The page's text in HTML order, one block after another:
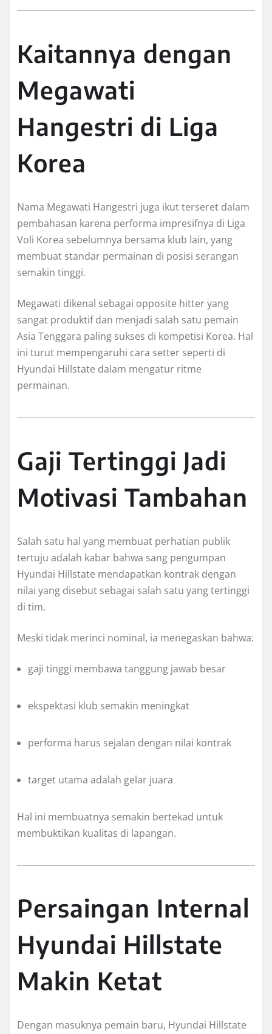
Kaitannya dengan
Megawati
Hangestri di Liga
Korea
Nama Megawati Hangestri juga ikut terseret dalam
pembahasan karena performa impresifnya di Liga
Voli Korea sebelumnya bersama klub lain, yang
membuat standar permainan di posisi serangan
semakin tinggi.
Megawati dikenal sebagai opposite hitter yang
sangat produktif dan menjadi salah satu pemain
Asia Tenggara paling sukses di kompetisi Korea. Hal
ini turut mempengaruhi cara setter seperti di
Hyundai Hillstate dalam mengatur ritme
permainan.
Gaji Tertinggi Jadi
Motivasi Tambahan
Salah satu hal yang membuat perhatian publik
tertuju adalah kabar bahwa sang pengumpan
Hyundai Hillstate mendapatkan kontrak dengan
nilai yang disebut sebagai salah satu yang tertinggi
di tim.
Meski tidak merinci nominal, ia menegaskan bahwa:
gaji tinggi membawa tanggung jawab besar
ekspektasi klub semakin meningkat
performa harus sejalan dengan nilai kontrak
target utama adalah gelar juara
Hal ini membuatnya semakin bertekad untuk
membuktikan kualitas di lapangan.
Persaingan Internal
Hyundai Hillstate
Makin Ketat
Dengan masuknya pemain baru, Hyundai Hillstate